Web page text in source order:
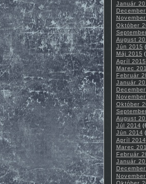
Január
Október
August
Jún 2015
Máj 2015
Apríl 2015
Marec
Február
Január
Október
August
Júl 2014
Jún 2014
Apríl 2014
Marec
Február
Január